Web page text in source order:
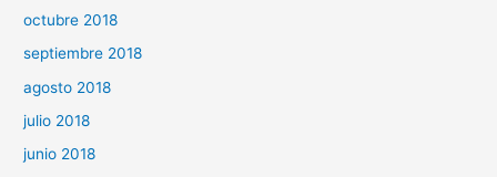
octubre 2018
septiembre 2018
agosto 2018
julio 2018
junio 2018